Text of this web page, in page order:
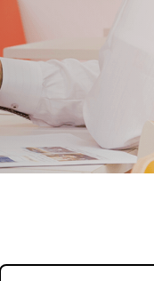
デザイン作成・
PRINTING
チラシ/フライヤーデ
カタログデザインの制
冊子/パンフレットの
学校・会社案内パン